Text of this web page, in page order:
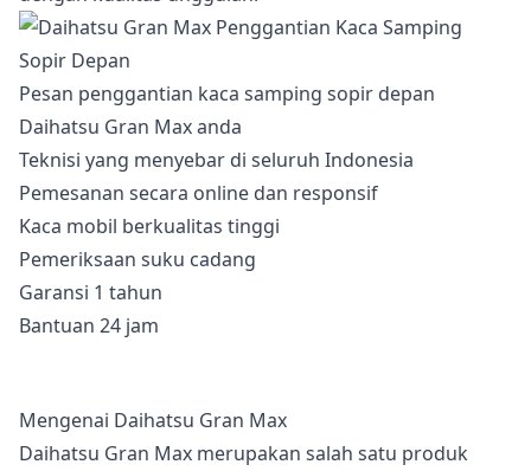
Pesan penggantian kaca samping sopir depan
Daihatsu Gran Max anda
Teknisi yang menyebar di seluruh Indonesia
Pemesanan secara online dan responsif
Kaca mobil berkualitas tinggi
Pemeriksaan suku cadang
Garansi 1 tahun
Bantuan 24 jam
Mengenai Daihatsu Gran Max
Daihatsu Gran Max merupakan salah satu produk